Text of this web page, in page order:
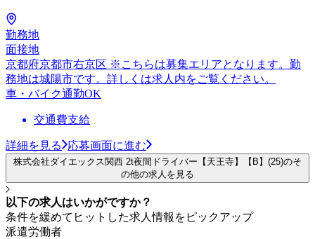
勤務地
面接地
京都府京都市右京区 ※こちらは募集エリアとなります。勤
務地は城陽市です。詳しくは求人内をご覧ください。
車・バイク通勤OK
交通費支給
詳細を見る 応募画面に進む
株式会社ダイエックス関西 2t夜間ドライバー【天王寺】【B】(25)のそ
の他の求人を見る
以下の求人はいかがですか？
条件を緩めてヒットした求人情報をピックアップ
派遣労働者